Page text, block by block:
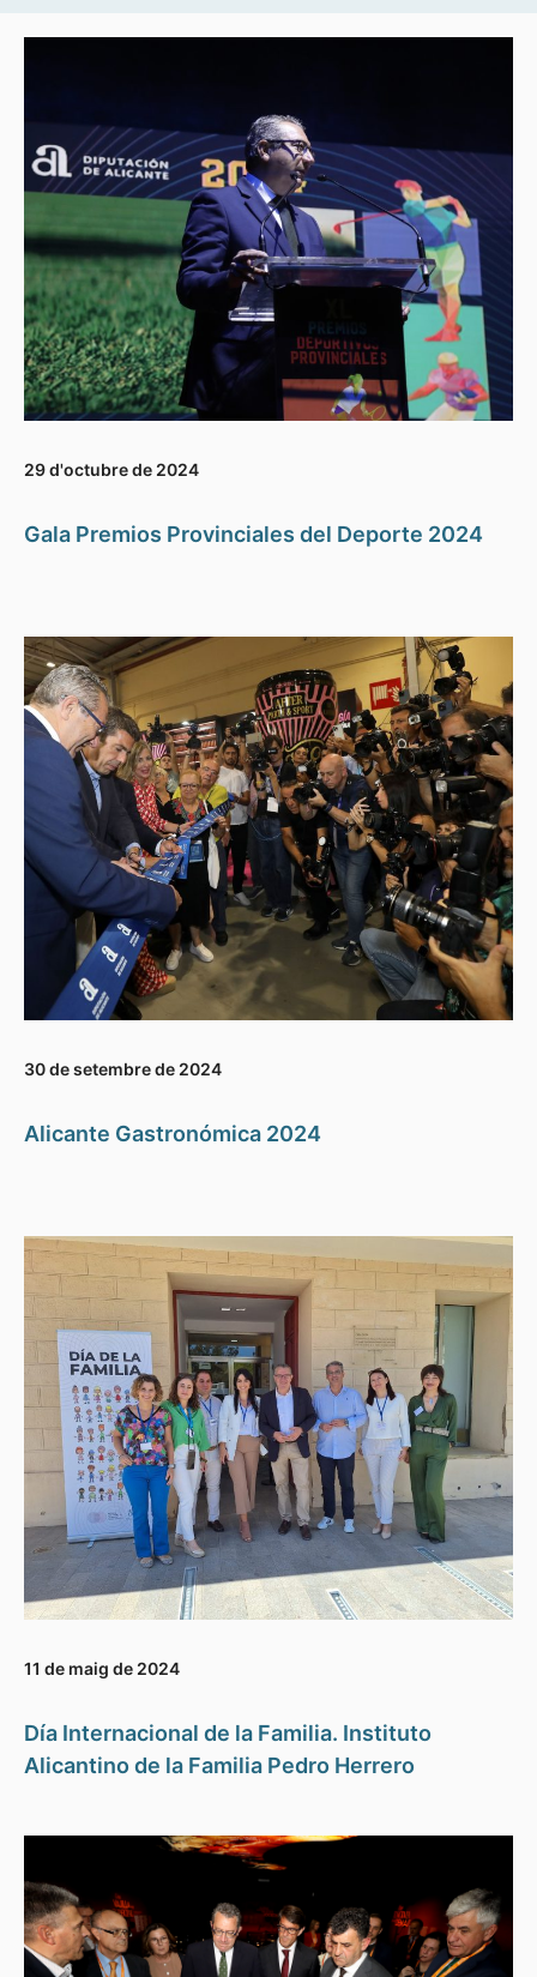
29 d'octubre de 2024
Gala Premios Provinciales del Deporte 2024
30 de setembre de 2024
Alicante Gastronómica 2024
11 de maig de 2024
Día Internacional de la Familia. Instituto
Alicantino de la Familia Pedro Herrero